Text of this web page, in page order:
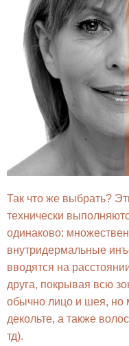
Так что же выбрать?
технически
одинаково:
внутридермальные
вводятся на
друга, покрывая всю
обычно лицо и шея, но
декольте, а также
тд).